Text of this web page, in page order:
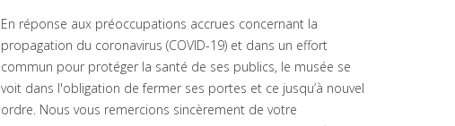
En réponse aux préoccupations accrues concernant la
propagation du coronavirus (COVID-19) et dans un effort
commun pour protéger la santé de ses publics, le musée se
voit dans l'obligation de fermer ses portes et ce jusqu’à nouvel
ordre. Nous vous remercions sincèrement de votre